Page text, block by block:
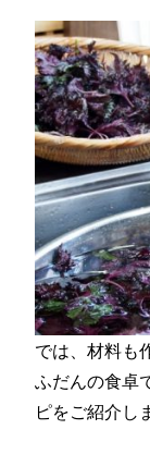
では、材料も
ふだんの食卓
ピをご紹介し